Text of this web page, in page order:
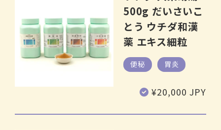
500g だいさいこ
とう ウチダ和漢
薬 エキス細粒
便秘 胃炎
通
価
¥20,000 JPY